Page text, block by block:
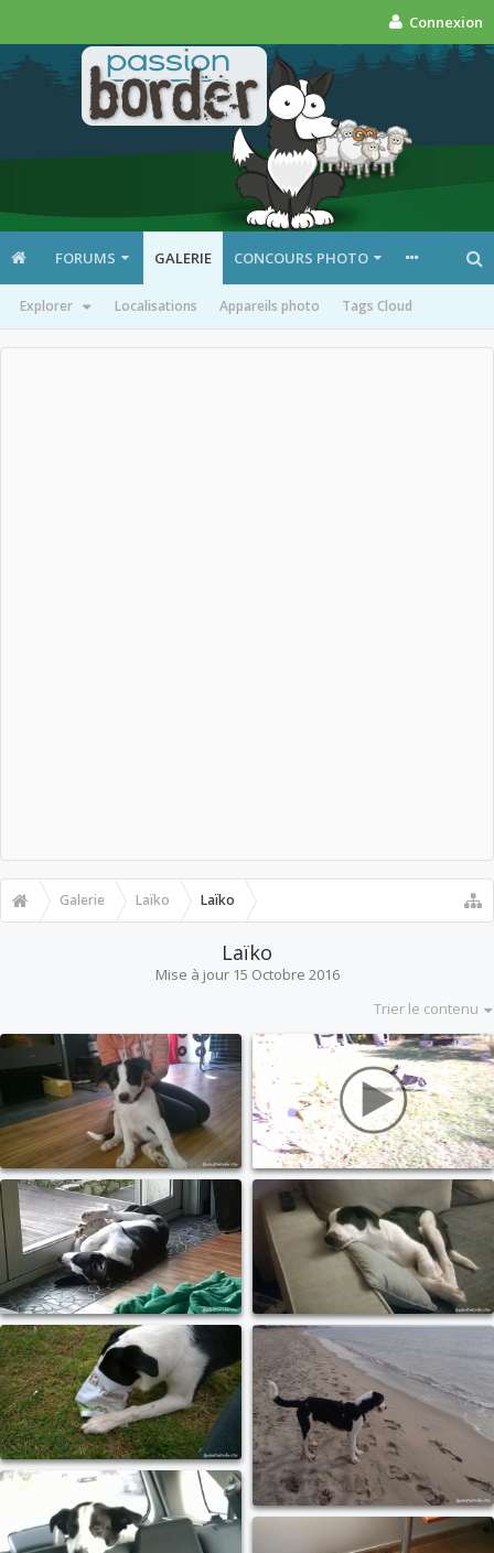
Connexion
FORUMS GALERIE
Explorer Localisations Appareils photo Tags Cloud
CONCOURS PHOTO
Galerie Laïko Laïko
Laïko
Mise à jour 15 Octobre 2016
Trier le contenu